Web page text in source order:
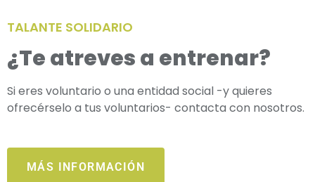
TALANTE SOLIDARIO
¿Te atreves a entrenar?
Si eres voluntario o una entidad social -y quieres
ofrecérselo a tus voluntarios- contacta con nosotros.
MÁS INFORMACIÓN